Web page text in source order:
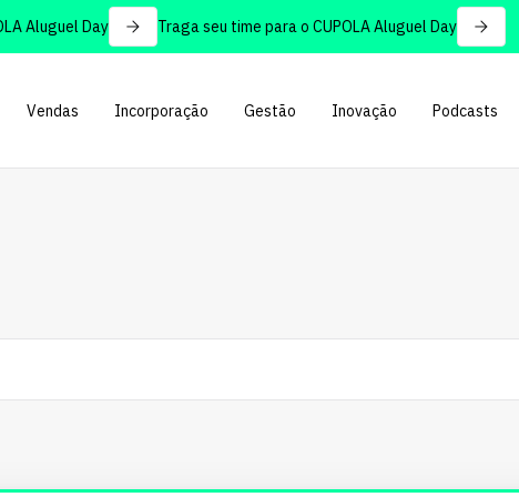
Day Traga seu time para o CUPOLA Aluguel Day
Vendas Incorporação Gestão Inovação Podcasts